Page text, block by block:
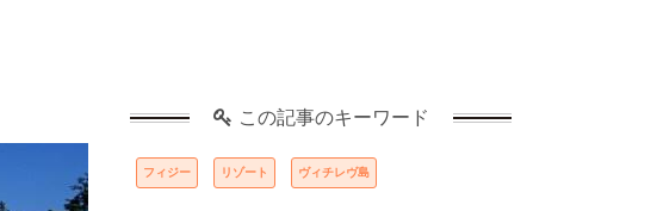
この記事のキーワード
フィジー リゾート ヴィチレヴ島